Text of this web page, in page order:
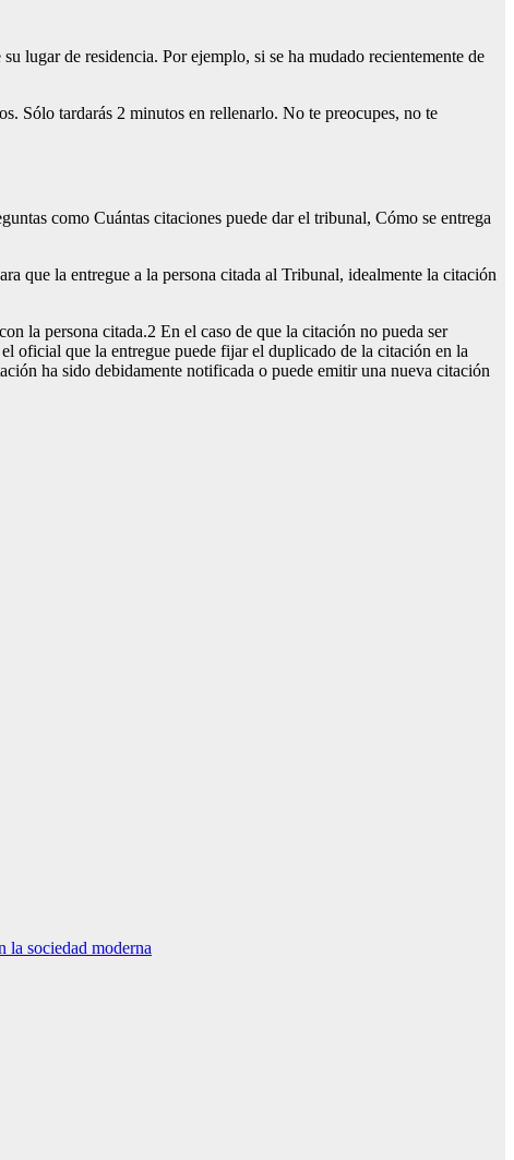
lugar de residencia. Por ejemplo, si se ha mudado recientemente de
Sólo tardarás 2 minutos en rellenarlo. No te preocupes, no te
como Cuántas citaciones puede dar el tribunal, Cómo se entrega
que la entregue a la persona citada al Tribunal, idealmente la citación
la persona citada.2 En el caso de que la citación no pueda ser
oficial que la entregue puede fijar el duplicado de la citación en la
ha sido debidamente notificada o puede emitir una nueva citación
la sociedad moderna